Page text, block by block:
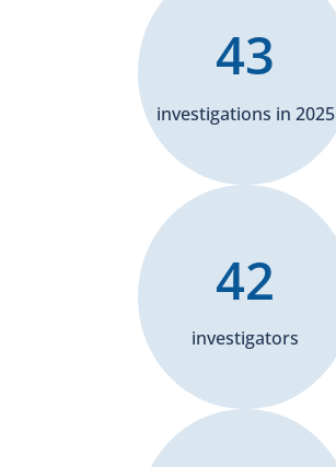
investigations in 2025
43
investigators
42